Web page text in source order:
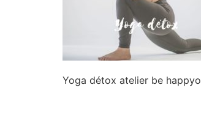
Yoga détox atelier be